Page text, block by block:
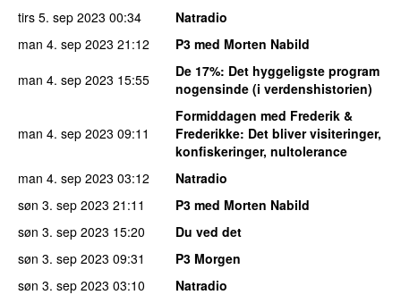
tirs 5. sep 2023 00:34
Natradio
man 4. sep 2023 21:12
P3 med Morten Nabild
man 4. sep 2023 15:55 De 17%: Det hyggeligste program
nogensinde (i verdenshistorien)
man 4. sep 2023 09:11
Formiddagen med Frederik &
Frederikke: Det bliver visiteringer,
konfiskeringer, nultolerance
man 4. sep 2023 03:12
Natradio
søn 3. sep 2023 21:11
P3 med Morten Nabild
søn 3. sep 2023 15:20
Du ved det
søn 3. sep 2023 09:31
P3 Morgen
søn 3. sep 2023 03:10
Natradio